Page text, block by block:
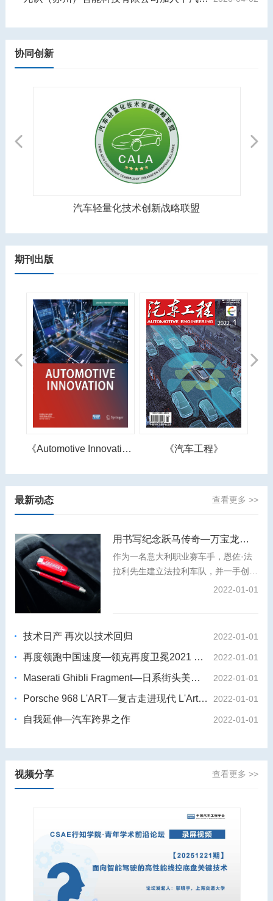
协同创新
Previous
中国汽车制造装备创新联盟
Next
期刊出版
Previous
《汽车工程》 《汽车之友》
Next
最新动态 查看更多 >>
用书写纪念跃马传奇—万宝龙著名人物系列恩佐·法拉利特别款书写工具
作为一名意大利职业赛车手，恩佐·法
拉利先生建立法拉利车队，并一手创办
了法拉利汽车品牌。秉承对卓越工艺与
赛车手与工程奇才的故事娓娓道来。
2022-01-01
技术日产 再次以技术回归 2022-01-01
再度领跑中国速度—领克再度卫冕2021 WTCR世界杯 2022-01-01
Maserati Ghibli Fragment—日系街头美学 藤原浩 X玛莎拉蒂Ghibli 2022-01-01
Porsche 968 L'ART—复古走进现代 L'Art de L'Automobile X保时捷968 2022-01-01
自我延伸—汽车跨界之作 2022-01-01
视频分享 查看更多 >>